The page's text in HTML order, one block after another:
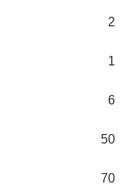
2
1
6
50
70